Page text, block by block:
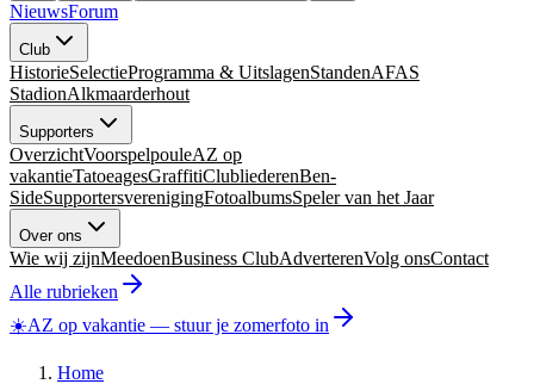
NieuwsForum
Club
HistorieSelectieProgramma & UitslagenStandenAFAS
StadionAlkmaarderhout
Supporters
OverzichtVoorspelpouleAZ op
vakantieTatoeagesGraffitiClubliederenBen-
SideSupportersverenigingFotoalbumsSpeler van het Jaar
Over ons
Wie wij zijnMeedoenBusiness ClubAdverterenVolg onsContact
Alle rubrieken
☀️AZ op vakantie — stuur je zomerfoto in
Home